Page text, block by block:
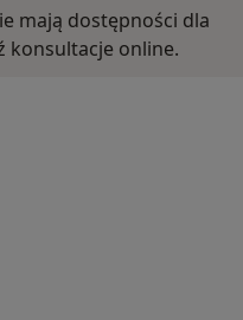
mają dostępności dla
konsultacje online.